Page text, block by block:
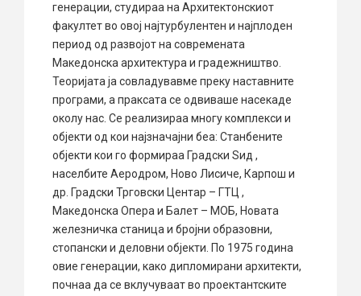
генерации, студираа на Архитектонскиот
факултет во овој најтурбулентен и најплоден
период од развојот на современата
Македонска архитектура и градежништво.
Теоријата ја совладувавме преку наставните
програми, а праксата се одвиваше насекаде
околу нас. Се реализираа многу комплекси и
објекти од кои најзначајни беа: Станбените
објекти кои го формираа Градски Ѕид ,
населбите Аеродром, Ново Лисиче, Карпош и
др. Градски Трговски Центар – ГТЦ ,
Македонска Опера и Балет – МОБ, Новата
железничка станица и бројни образовни,
стопански и деловни објекти. По 1975 година
овие генерации, како дипломирани архитекти,
почнаа да се вклучуваат во проектантските